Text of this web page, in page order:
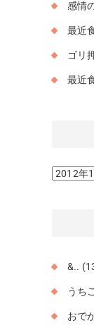
感情
最近
ゴリ
最近
ア
&..
うち
おで